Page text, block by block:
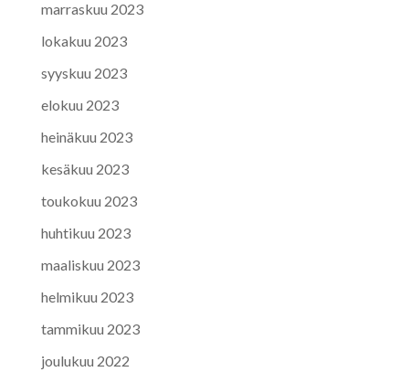
marraskuu 2023
lokakuu 2023
syyskuu 2023
elokuu 2023
heinäkuu 2023
kesäkuu 2023
toukokuu 2023
huhtikuu 2023
maaliskuu 2023
helmikuu 2023
tammikuu 2023
joulukuu 2022